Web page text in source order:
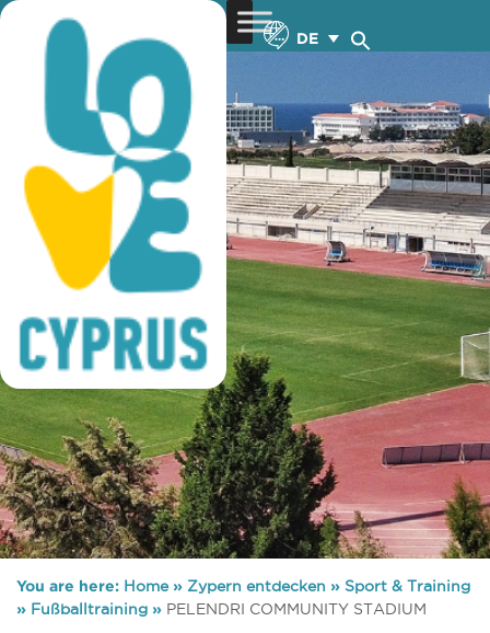
DE
fußball training
You are here: Home» Zypern entdecken » Sport & Training
» Fußballtraining » PELENDRI COMMUNITY STADIUM